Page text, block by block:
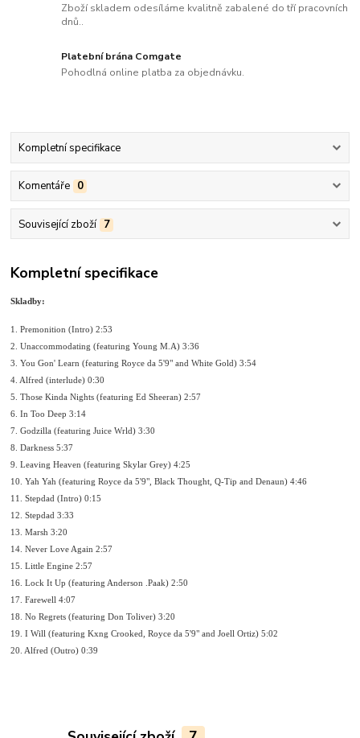
Zboží skladem odesíláme kvalitně zabalené do tří pracovních
dnů..
Platební brána Comgate
Pohodlná online platba za objednávku.
Kompletní specifikace
Komentáře 0
Související zboží 7
Kompletní specifikace
Skladby:
1. Premonition (Intro) 2:53
2. Unaccommodating (featuring Young M.A) 3:36
3. You Gon' Learn (featuring Royce da 5'9" and White Gold) 3:54
4. Alfred (interlude) 0:30
5. Those Kinda Nights (featuring Ed Sheeran) 2:57
6. In Too Deep 3:14
7. Godzilla (featuring Juice Wrld) 3:30
8. Darkness 5:37
9. Leaving Heaven (featuring Skylar Grey) 4:25
10. Yah Yah (featuring Royce da 5'9", Black Thought, Q-Tip and Denaun) 4:46
11. Stepdad (Intro) 0:15
12. Stepdad 3:33
13. Marsh 3:20
14. Never Love Again 2:57
15. Little Engine 2:57
16. Lock It Up (featuring Anderson .Paak) 2:50
17. Farewell 4:07
18. No Regrets (featuring Don Toliver) 3:20
19. I Will (featuring Kxng Crooked, Royce da 5'9" and Joell Ortiz) 5:02
20. Alfred (Outro) 0:39